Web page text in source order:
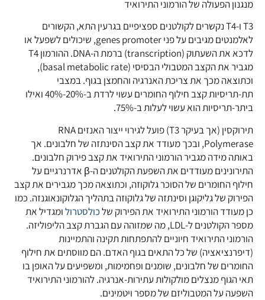
מנגנון הפעולה של הורמוני התירואיד
T3 ו-T4 נקשרים לקולטנים ספציפיים בגרעין התא, הקשורים
לאלמנטים מגיבים על פני genes promoter, שיכולים לשפעל או
לדכא את השעתוק (transcription) ברמת ה-DNA. ההורמון T4
מגביר את הקצב המטבולי הבסיסי (basal metabolic rate),
וכתוצאה מכך את צריכת האנרגיה והחמצן בגוף. במצבי
תת-תריסיות קצב חילוף החומרים עשוי לרדת ב-20%-40% ואילו
ביתר-תריסיות הוא עשוי לעלות ב-75%.
תירוקסין (אך בעיקר T3) פועל לגירוי ייצור האנזים RNA
Polymerase, ובכך מעודד את קצב הסינתזה של חלבונים. אך
באותה מידה מגביר הורמוני התירואיד את קצב פירוק חלבונים.
התירונינים מעודדים את השפעת הקולטנים ה-β אדרנרגיים על
חילוף החומרים של הסוכר גלוקוזה, וכתוצאה מכך מגבירים את קצב
הפירוק של גליקוגן וסינתזה של גלוקוזה בתהליך הגלוקונאוגנזה. כמו
כן מעודד הורמוני התירואיד את הפירוק שלכולסטרולומגדיל את
מספר הקולטנים ל-LDL, מה שמזוהה עם הגברת קצב הליפוליזה.
הורמוני התירואיד חיוניים להתפתחות תקינה והתמיינות
(דיפרנציאציה) של כל התאים בגוף האדם. הם מווסתים את חילוף
החומרים של חלבונים, שומנים ופחמימות, ומשפיעים על האופן בו
תאי הגוף מנצלים מולקולות עתירות-אנרגיה. להורמוני התירואיד
השפעה על המטבוליזם של מספר ויטמינים.